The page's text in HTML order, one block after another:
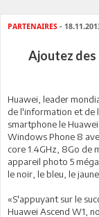
PARTENAIRES -
Ajoutez des
Huawei, leader
de l'information et de
smartphone le
Windows Phone 8
core 1.4GHz, 8Go de
appareil photo 5
le noir, le bleu, le
«S'appuyant sur le
Huawei Ascend W1,